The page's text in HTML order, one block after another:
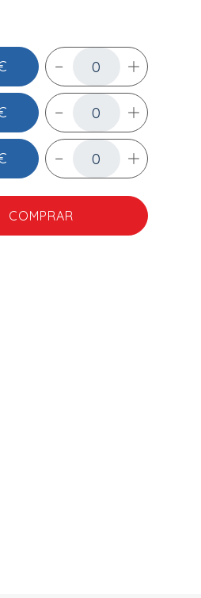
COMPRAR